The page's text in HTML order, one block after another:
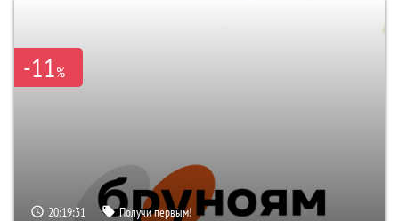
-11%
20:19:30 Получи первым!